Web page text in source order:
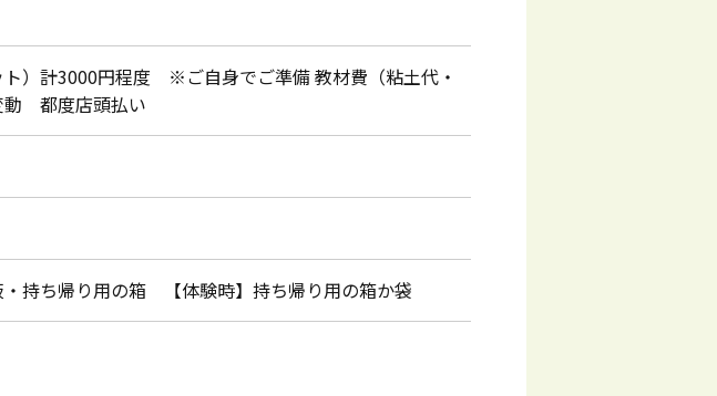
）計3000円程度 ※ご自身でご準備 教材費（粘土代・
都度店頭払い
持ち帰り用の箱 【体験時】持ち帰り用の箱か袋